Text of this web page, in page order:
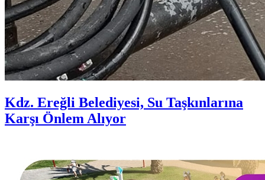
Kdz. Ereğli Belediyesi, Su Taşkınlarına
Karşı Önlem Alıyor